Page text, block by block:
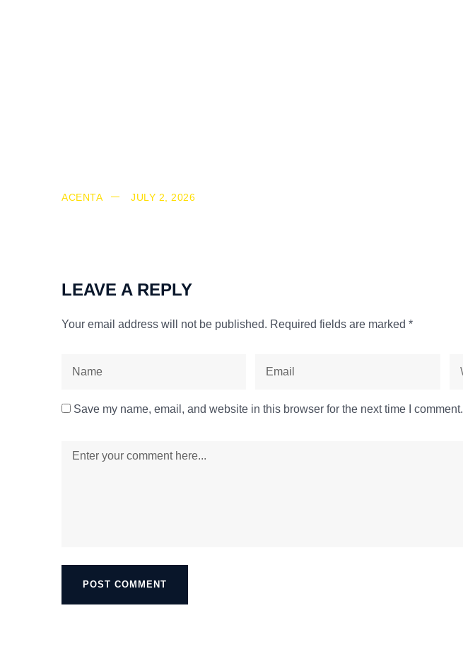
ACENTA JULY 2, 2026
LEAVE A REPLY
Your email address will not be published. Required fields are marked *
Save my name, email, and website in this browser for the next time I comment.